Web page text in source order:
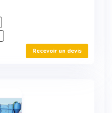
Recevoir un devis